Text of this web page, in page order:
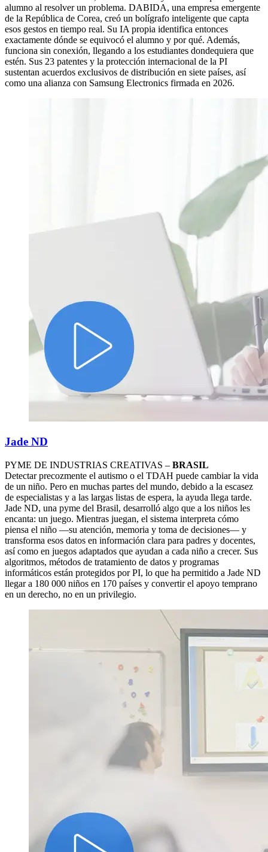
alumno al resolver un problema. DABIDA, una empresa emergente
de la República de Corea, creó un bolígrafo inteligente que capta
esos gestos en tiempo real. Su IA propia identifica entonces
exactamente dónde se equivocó el alumno y por qué. Además,
funciona sin conexión, llegando a los estudiantes dondequiera que
estén. Sus 23 patentes y la protección internacional de la PI
sustentan acuerdos exclusivos de distribución en siete países, así
como una alianza con Samsung Electronics firmada en 2026.
Jade ND
PYME DE INDUSTRIAS CREATIVAS – BRASIL
Detectar precozmente el autismo o el TDAH puede cambiar la vida
de un niño. Pero en muchas partes del mundo, debido a la escasez
de especialistas y a las largas listas de espera, la ayuda llega tarde.
Jade ND, una pyme del Brasil, desarrolló algo que a los niños les
encanta: un juego. Mientras juegan, el sistema interpreta cómo
piensa el niño —su atención, memoria y toma de decisiones— y
transforma esos datos en información clara para padres y docentes,
así como en juegos adaptados que ayudan a cada niño a crecer. Sus
algoritmos, métodos de tratamiento de datos y programas
informáticos están protegidos por PI, lo que ha permitido a Jade ND
llegar a 180 000 niños en 170 países y convertir el apoyo temprano
en un derecho, no en un privilegio.